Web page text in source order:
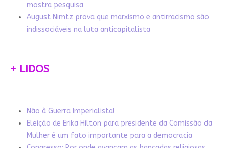
mostra pesquisa
August Nimtz prova que marxismo e antirracismo são
indissociáveis na luta anticapitalista
+ LIDOS
Não à Guerra Imperialista!
Eleição de Erika Hilton para presidente da Comissão da
Mulher é um fato importante para a democracia